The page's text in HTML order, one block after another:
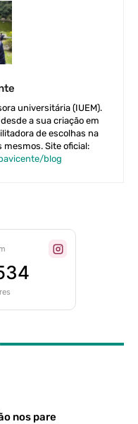
universitária (IUEM).
a sua criação em
de escolhas na
mesmos. Site oficial:
blog
nos pare